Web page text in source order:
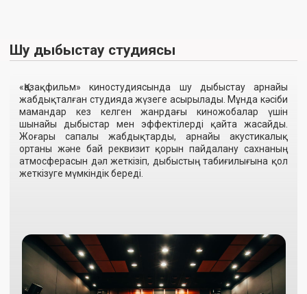
Брондау
Дыбысты қалпына келтіру студиясы
«Қазақфильм» киностудиясында бастапқы
аудиоматериалдардағы кедергілерді, шуларды және
бұрмалануларды жоюға мүмкіндік беретін дыбысты